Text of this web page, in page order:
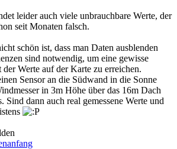
leider auch viele unbrauchbare Werte, der
seit Monaten falsch.
schön ist, dass man Daten ausblenden
sind notwendig, um eine gewisse
Werte auf der Karte zu erreichen.
Sensor an die Südwand in die Sonne
in 3m Höhe über das 16m Dach
Sind dann auch real gemessene Werte und